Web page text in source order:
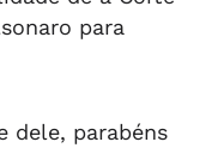
para
dele, parabéns